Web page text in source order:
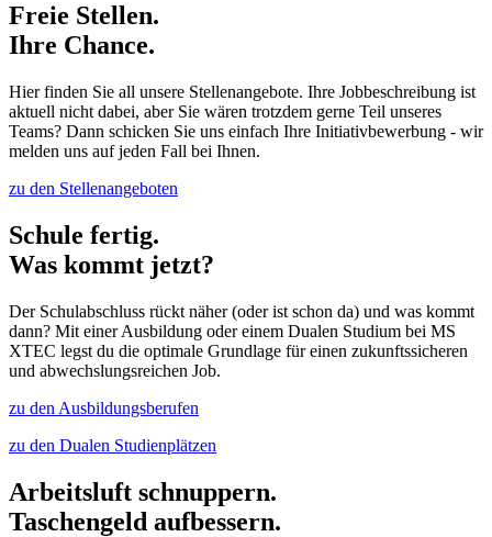
Freie Stellen.
Ihre Chance.
Hier finden Sie all unsere Stellenangebote. Ihre Jobbeschreibung ist
aktuell nicht dabei, aber Sie wären trotzdem gerne Teil unseres
Teams? Dann schicken Sie uns einfach Ihre Initiativbewerbung - wir
melden uns auf jeden Fall bei Ihnen.
zu den Stellenangeboten
Schule fertig.
Was kommt jetzt?
Der Schulabschluss rückt näher (oder ist schon da) und was kommt
dann? Mit einer Ausbildung oder einem Dualen Studium bei MS
XTEC legst du die optimale Grundlage für einen zukunftssicheren
und abwechslungsreichen Job.
zu den Ausbildungsberufen
zu den Dualen Studienplätzen
Arbeitsluft schnuppern.
Taschengeld aufbessern.